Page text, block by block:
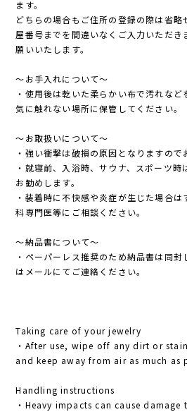
ます。
どちらの場合もご住所の登録の際は省略
屋番号までを間違いなくご入力いただき
願いいたします。
〜お手入れについて〜
・使用後は乾いた柔らかい布で汚れな
気に触れない場所に保管してください。
〜お取扱いについて〜
・強い衝撃は破損の原因となりますので
・就寝前、入浴時、サウナ、スポーツ時
お勧めします。
・装着時に不快感や炎症が生じた場合
科専門医等にご相談ください。
〜納品書について〜
・ペーパーレス推奨のため納品書は同
はメールにてご連絡ください。
Taking care of your jewelry
・After use, wipe off any dirt or
and keep away from air as much as
Handling instructions
・Heavy impacts can cause